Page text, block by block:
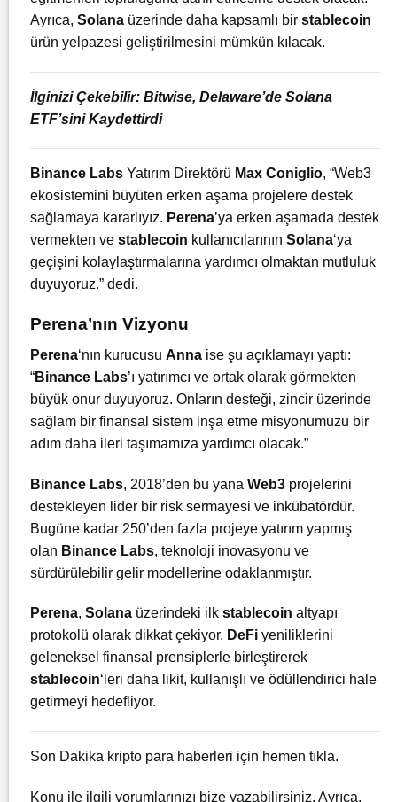
Ayrıca, Solana üzerinde daha kapsamlı bir stablecoin
ürün yelpazesi geliştirilmesini mümkün kılacak.
İlginizi Çekebilir: Bitwise, Delaware’de Solana
ETF’sini Kaydettirdi
Binance Labs Yatırım Direktörü Max Coniglio, “Web3
ekosistemini büyüten erken aşama projelere destek
sağlamaya kararlıyız. Perena’ya erken aşamada destek
vermekten ve stablecoin kullanıcılarının Solana‘ya
geçişini kolaylaştırmalarına yardımcı olmaktan mutluluk
duyuyoruz.” dedi.
Perena’nın Vizyonu
Perena‘nın kurucusu Anna ise şu açıklamayı yaptı:
“Binance Labs’ı yatırımcı ve ortak olarak görmekten
büyük onur duyuyoruz. Onların desteği, zincir üzerinde
sağlam bir finansal sistem inşa etme misyonumuzu bir
adım daha ileri taşımamıza yardımcı olacak.”
Binance Labs, 2018’den bu yana Web3 projelerini
destekleyen lider bir risk sermayesi ve inkübatördür.
Bugüne kadar 250’den fazla projeye yatırım yapmış
olan Binance Labs, teknoloji inovasyonu ve
sürdürülebilir gelir modellerine odaklanmıştır.
Perena, Solana üzerindeki ilk stablecoin altyapı
protokolü olarak dikkat çekiyor. DeFi yeniliklerini
geleneksel finansal prensiplerle birleştirerek
stablecoin‘leri daha likit, kullanışlı ve ödüllendirici hale
getirmeyi hedefliyor.
Son Dakika kripto para haberleri için hemen tıkla.
Konu ile ilgili yorumlarınızı bize yazabilirsiniz. Ayrıca,